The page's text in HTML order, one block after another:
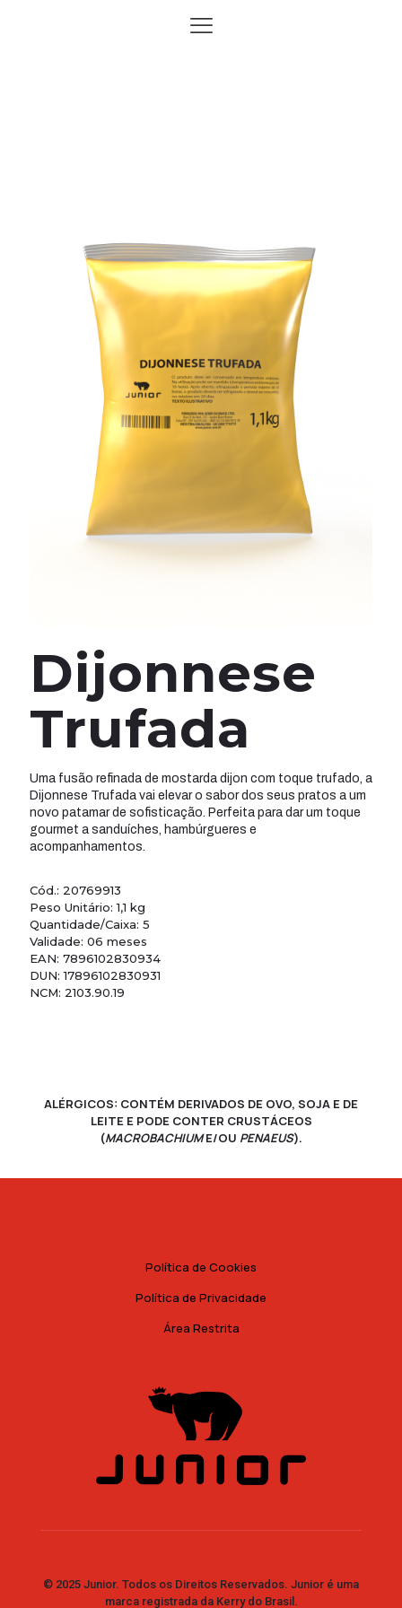
Dijonnese
Trufada
Uma fusão refinada de mostarda dijon com toque trufado, a
Dijonnese Trufada vai elevar o sabor dos seus pratos a um
novo patamar de sofisticação. Perfeita para dar um toque
gourmet a sanduíches, hambúrgueres e
acompanhamentos.
Cód.: 20769913
Peso Unitário: 1,1 kg
Quantidade/Caixa: 5
Validade: 06 meses
EAN: 7896102830934
DUN: 17896102830931
NCM: 2103.90.19
ALÉRGICOS: CONTÉM DERIVADOS DE OVO, SOJA E DE
LEITE E PODE CONTER CRUSTÁCEOS
(MACROBACHIUME/OU PENAEUS).
Política de Cookies
Política de Privacidade
Área Restrita
© 2025 Junior. Todos os Direitos Reservados. Junior é uma
marca registrada da Kerry do Brasil.